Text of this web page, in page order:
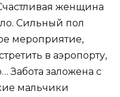
женщина
Сильный пол
мероприятие,
в аэропорту,
Забота заложена с
мальчики